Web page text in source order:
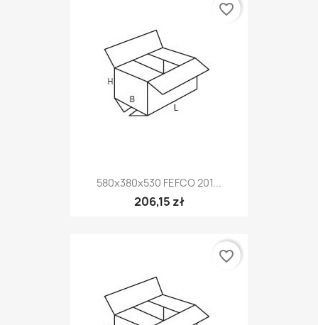
580x380x530 FEFCO 201...
206,15 zł
favorite_border
favorite_border